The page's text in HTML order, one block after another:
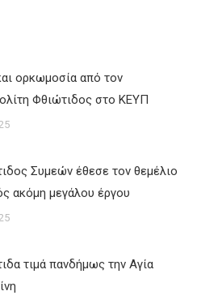
ορκωμοσία από τον
Φθιώτιδος στο ΚΕΥΠ
Συμεών έθεσε τον θεμέλιο
ακόμη μεγάλου έργου
τιμά πανδήμως την Αγία